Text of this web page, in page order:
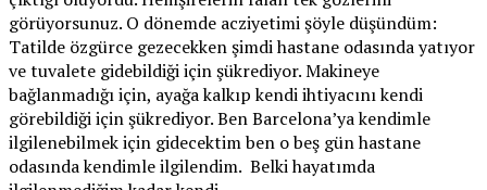
görüyorsunuz. O dönemde acziyetimi şöyle düşündüm:
Tatilde özgürce gezecekken şimdi hastane odasında yatıyor
ve tuvalete gidebildiği için şükrediyor. Makineye
bağlanmadığı için, ayağa kalkıp kendi ihtiyacını kendi
görebildiği için şükrediyor. Ben Barcelona’ya kendimle
ilgilenebilmek için gidecektim ben o beş gün hastane
odasında kendimle ilgilendim. Belki hayatımda